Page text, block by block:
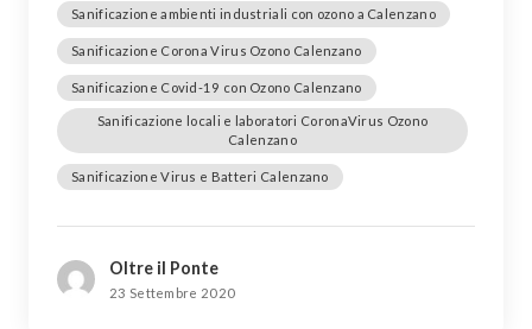
Sanificazione ambienti industriali con ozono a Calenzano
Sanificazione Corona Virus Ozono Calenzano
Sanificazione Covid-19 con Ozono Calenzano
Sanificazione locali e laboratori CoronaVirus Ozono
Calenzano
Sanificazione Virus e Batteri Calenzano
Oltre il Ponte
23 Settembre 2020